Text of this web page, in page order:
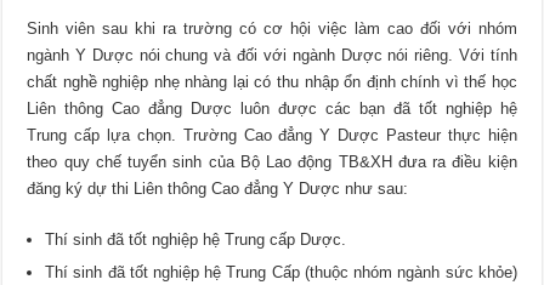
Sinh viên sau khi ra trường có cơ hội việc làm cao đối với nhóm
ngành Y Dược nói chung và đối với ngành Dược nói riêng. Với tính
chất nghề nghiệp nhẹ nhàng lại có thu nhập ổn định chính vì thế học
Liên thông Cao đẳng Dược luôn được các bạn đã tốt nghiệp hệ
Trung cấp lựa chọn. Trường Cao đẳng Y Dược Pasteur thực hiện
theo quy chế tuyển sinh của Bộ Lao động TB&XH đưa ra điều kiện
đăng ký dự thi Liên thông Cao đẳng Y Dược như sau:
Thí sinh đã tốt nghiệp hệ Trung cấp Dược.
Thí sinh đã tốt nghiệp hệ Trung Cấp (thuộc nhóm ngành sức khỏe)